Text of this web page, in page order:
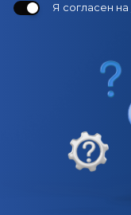
Я согласен на